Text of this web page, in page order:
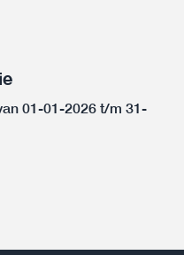
01-01-2026 t/m 31-